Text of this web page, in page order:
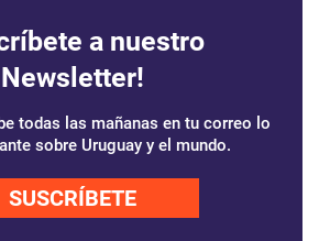
a nuestro
Newsletter!
todas las mañanas en tu correo lo
sobre Uruguay y el mundo.
SUSCRÍBETE